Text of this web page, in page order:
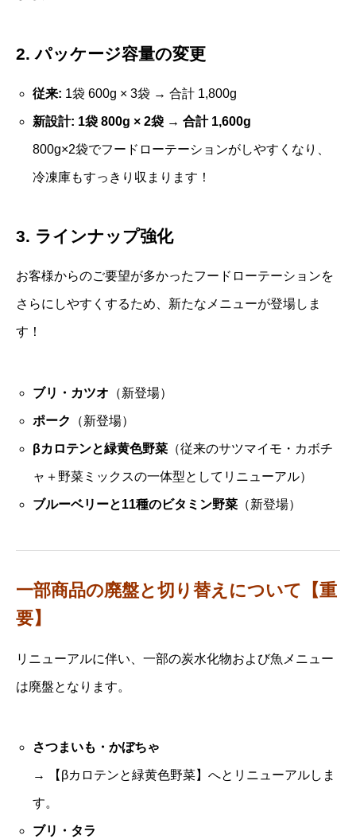
2. パッケージ容量の変更
従来: 1袋 600g × 3袋 → 合計 1,800g
新設計: 1袋 800g × 2袋 → 合計 1,600g
800g×2袋でフードローテーションがしやすくなり、
冷凍庫もすっきり収まります！
3. ラインナップ強化
お客様からのご要望が多かったフードローテーションを
さらにしやすくするため、新たなメニューが登場しま
す！
ブリ・カツオ （新登場）
ポーク （新登場）
βカロテンと緑黄色野菜（従来のサツマイモ・カボチ
ャ＋野菜ミックスの一体型としてリニューアル）
ブルーベリーと11種のビタミン野菜（新登場）
一部商品の廃盤と切り替えについて【重
要】
リニューアルに伴い、一部の炭水化物および魚メニュー
は廃盤となります。
さつまいも・かぼちゃ
→ 【βカロテンと緑黄色野菜】へとリニューアルしま
す。
ブリ・タラ